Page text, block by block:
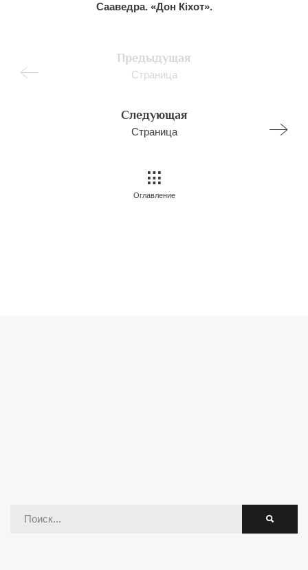
Сааведра. «Дон Кіхот».
Предыдущая
Страница
Следующая
Страница
Оглавление